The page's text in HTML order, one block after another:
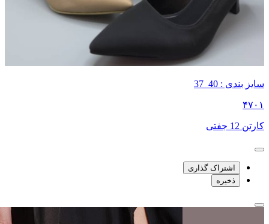
سایز بندی : 40_37
۴۷۰۱
کارتن 12 جفتی
اشتراک گذاری
ذخیره